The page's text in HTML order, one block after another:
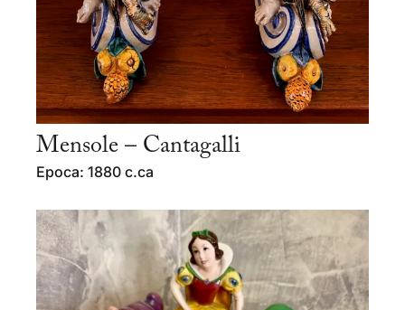
Mensole – Cantagalli
Epoca: 1880 c.ca